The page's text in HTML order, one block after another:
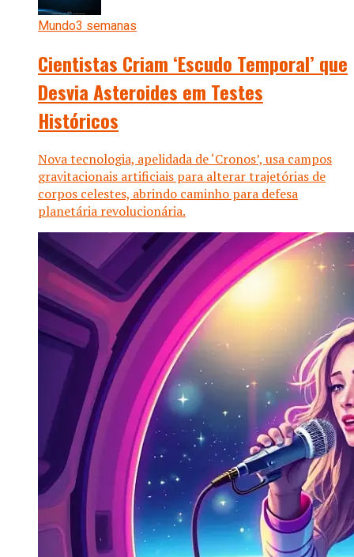
Mundo3 semanas
Cientistas Criam ‘Escudo Temporal’ que
Desvia Asteroides em Testes
Históricos
Nova tecnologia, apelidada de ‘Cronos’, usa campos
gravitacionais artificiais para alterar trajetórias de
corpos celestes, abrindo caminho para defesa
planetária revolucionária.